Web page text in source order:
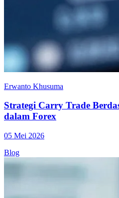
Erwanto Khusuma
Strategi Carry Trade
dalam Forex
05 Mei 2026
Blog